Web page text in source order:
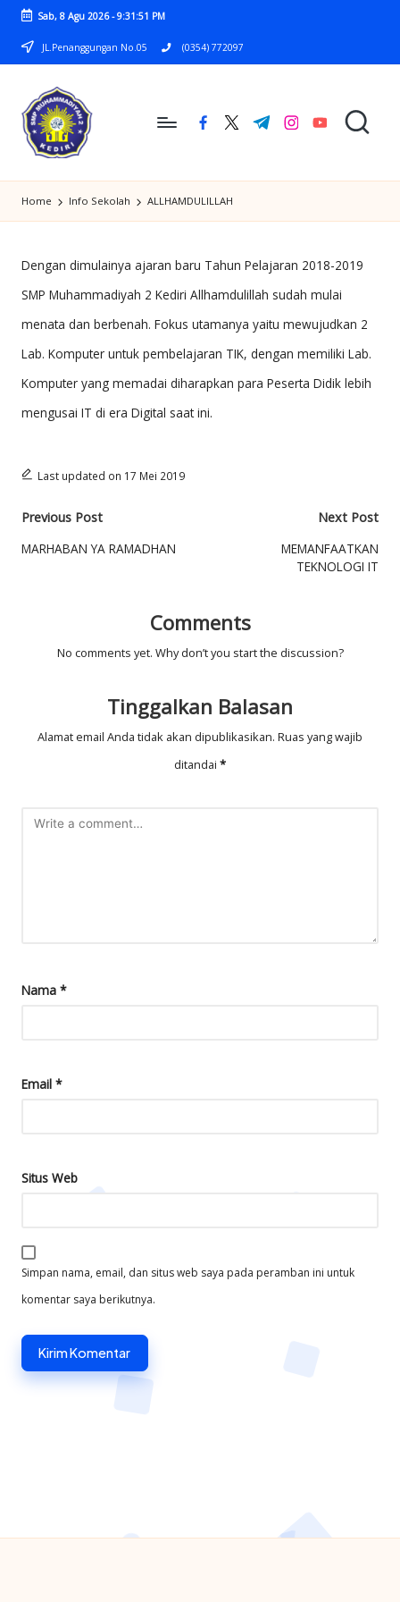
Skip
content
Sab, 8 Agu 2026-9:31:51 PM
JL.Penanggungan No.05 (0354) 772097
S
M
M
U
H
A
M
M
D
IY
A
IR
MUHAMMADIYAH
KEDIRI
facebook.com
twitter.com
t.me instagram.com
youtube.com
Home Info Sekolah ALLHAMDULILLAH
Dengan dimulainya ajaran baru Tahun Pelajaran 2018-2019
SMP Muhammadiyah 2 Kediri Allhamdulillah sudah mulai
menata dan berbenah. Fokus utamanya yaitu mewujudkan 2
Lab. Komputer untuk pembelajaran TIK, dengan memiliki Lab.
Komputer yang memadai diharapkan para Peserta Didik lebih
mengusai IT di era Digital saat ini.
Last updated on 17 Mei 2019
Post
navigation
Previous Post
MARHABAN YA RAMADHAN
Next Post
MEMANFAATKAN
TEKNOLOGI IT
Comments
No comments yet. Why don’t you start the discussion?
Tinggalkan Balasan
Alamat email Anda tidak akan dipublikasikan. Ruas yang wajib
ditandai *
Nama *
Email *
Situs Web
Simpan nama, email, dan situs web saya pada peramban ini untuk
komentar saya berikutnya.